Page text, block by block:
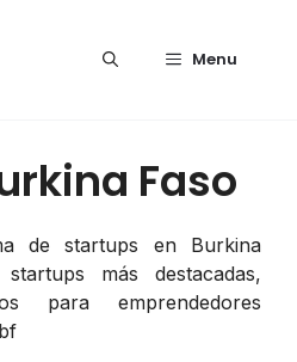
Menu
Faso
de startups en Burkina
más destacadas,
para emprendedores